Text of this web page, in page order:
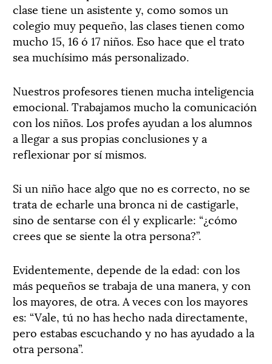
clase tiene un asistente y, como somos un
colegio muy pequeño, las clases tienen como
mucho 15, 16 ó 17 niños. Eso hace que el trato
sea muchísimo más personalizado.
Nuestros profesores tienen mucha inteligencia
emocional. Trabajamos mucho la comunicación
con los niños. Los profes ayudan a los alumnos
a llegar a sus propias conclusiones y a
reflexionar por sí mismos.
Si un niño hace algo que no es correcto, no se
trata de echarle una bronca ni de castigarle,
sino de sentarse con él y explicarle: “¿cómo
crees que se siente la otra persona?”.
Evidentemente, depende de la edad: con los
más pequeños se trabaja de una manera, y con
los mayores, de otra. A veces con los mayores
es: “Vale, tú no has hecho nada directamente,
pero estabas escuchando y no has ayudado a la
otra persona”.